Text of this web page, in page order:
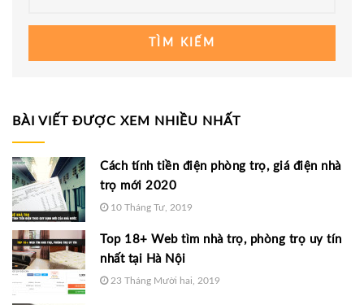
TÌM KIẾM
BÀI VIẾT ĐƯỢC XEM NHIỀU NHẤT
Cách tính tiền điện phòng trọ, giá điện nhà
trọ mới 2020
10 Tháng Tư, 2019
Top 18+ Web tìm nhà trọ, phòng trọ uy tín
nhất tại Hà Nội
23 Tháng Mười hai, 2019